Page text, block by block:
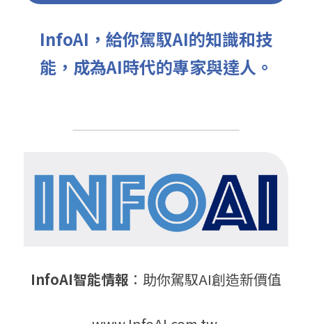
InfoAI，給你駕馭AI的知識和技
能，成為AI時代的專家與達人。
InfoAI智能情報 ：助你駕馭AI創造新價值